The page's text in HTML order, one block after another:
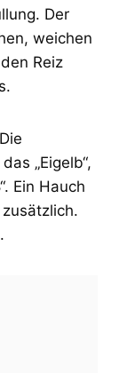
Der
weichen
Reiz
„Eigelb“,
Ein Hauch